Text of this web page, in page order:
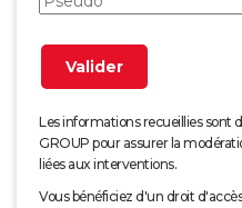
Les informations recueillies sont
GROUP pour assurer la
liées aux interventions.
Vous bénéficiez d'un droit